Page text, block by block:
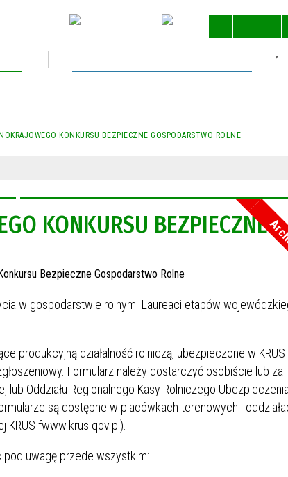
STRONA
KONKURSU BEZPIECZNE GOSPODARSTWO ROLNE
KONKURSU BEZPIECZNE
w gospodarstwie rolnym. Laureaci etapów
produkcyjną działalność rolniczą, ubezpieczone w KRUS
Formularz należy dostarczyć osobiście lub za
Oddziału Regionalnego Kasy Rolniczego
są dostępne w placówkach terenowych i
KRUS fwww.krus.qov.pl).
pod uwagę przede wszystkim: